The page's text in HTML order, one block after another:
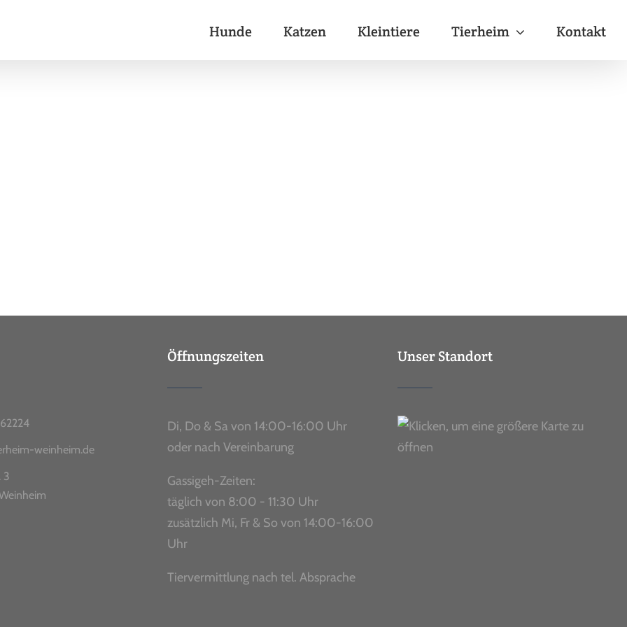
Hunde Katzen Kleintiere Tierheim Kontakt
weinheim.de
3
Öffnungszeiten
Di, Do & Sa von 14:00-16:00 Uhr
oder nach Vereinbarung
Gassigeh-Zeiten:
täglich von 8:00 - 11:30 Uhr
zusätzlich Mi, Fr & So von 14:00-16:00
Uhr
Tiervermittlung nach tel. Absprache
Unser Standort